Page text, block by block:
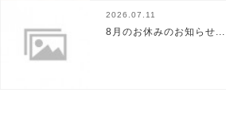
2026.07.11
8月のお休みのお知らせ...